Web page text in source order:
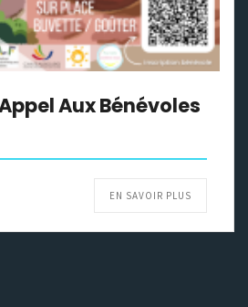
Aux Bénévoles
EN SAVOIR PLUS